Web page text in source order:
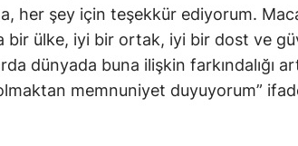
her şey için teşekkür ediyorum.
bir ülke, iyi bir ortak, iyi bir dost ve
dünyada buna ilişkin farkındalığı
memnuniyet duyuyorum”